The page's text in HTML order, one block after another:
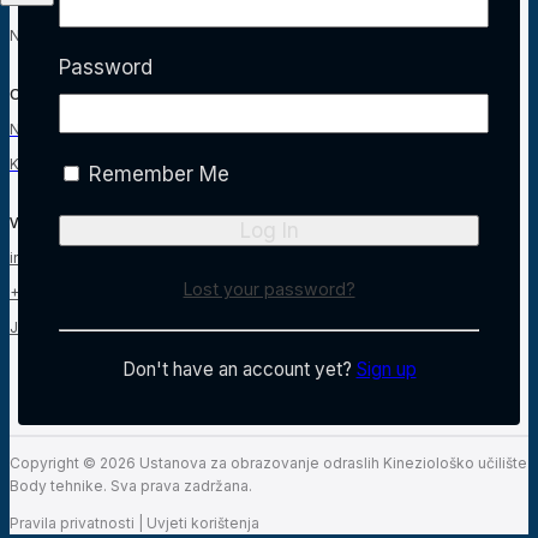
Narudžbe
O nama
Naš tim
Kontakt
Više načina kako do nas:
info@kubt.hr
+385 1 4621 456
Jurkovićeva ulica 19, 10 000 Zagreb, Hrvatska
Copyright © 2026 Ustanova za obrazovanje odraslih Kineziološko učilište
Body tehnike. Sva prava zadržana.
Pravila privatnosti Uvjeti korištenja
Password
Remember Me
Lost your password?
Don't have an account yet? Sign up